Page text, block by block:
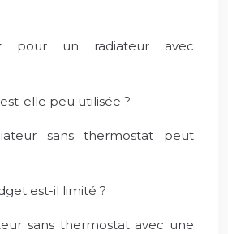
pour un radiateur avec
elle peu utilisée ?
sans thermostat peut
est-il limité ?
sans thermostat avec une